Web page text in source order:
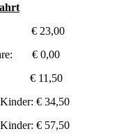
€ 23,00
€ 0,00
€ 11,50
€ 34,50
€ 57,50